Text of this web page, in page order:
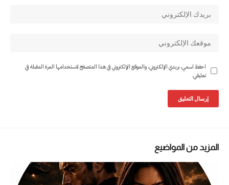
احفظ اسمي، بريدي الإلكتروني، والموقع الإلكتروني في هذا المتصفح لاستخدامها المرة المقبلة في
تعليقي.
المزيد من المواضيع